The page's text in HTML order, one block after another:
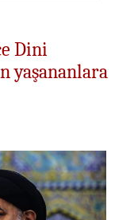
Dini
yaşananlara